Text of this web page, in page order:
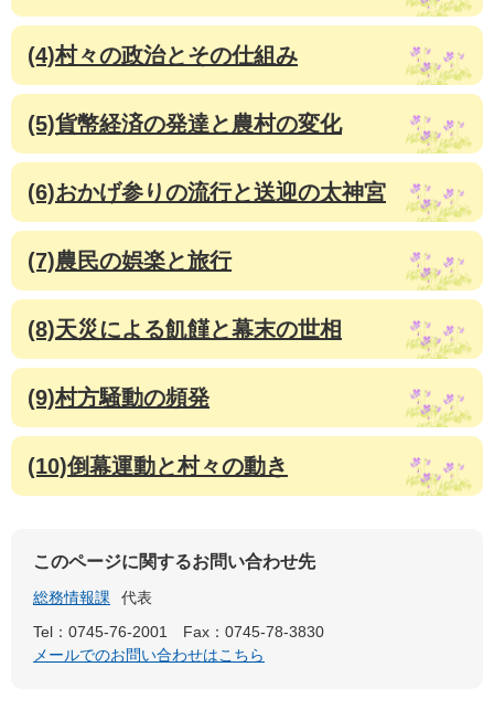
(4)村々の政治とその仕組み
(5)貨幣経済の発達と農村の変化
(6)おかげ参りの流行と送迎の太神宮
(7)農民の娯楽と旅行
(8)天災による飢饉と幕末の世相
(9)村方騒動の頻発
(10)倒幕運動と村々の動き
このページに関するお問い合わせ先
総務情報課
代表
Tel：0745-76-2001
Fax：0745-78-3830
メールでのお問い合わせはこちら